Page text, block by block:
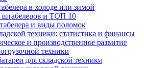
в холоде или зимой
штабелеров и ТОП 10
и виды поломок
техники: статистика и финансы
и производственное развитие
техники
для складской техники